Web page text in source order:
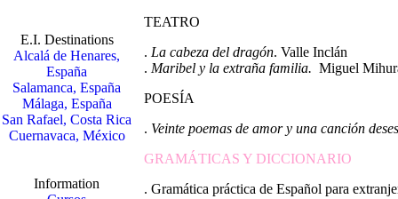
E.I. Destinations
Alcalá de Henares,
España
Salamanca, España
Málaga, España
San Rafael, Costa Rica
Cuernavaca, México
Information
TEATRO
. La cabeza del dragón. Valle Inclán
. Maribel y la extraña familia. Miguel
POESÍA
. Veinte poemas de amor y una canción
GRAMÁTICAS Y DICCIONARIO
. Gramática práctica de Español para